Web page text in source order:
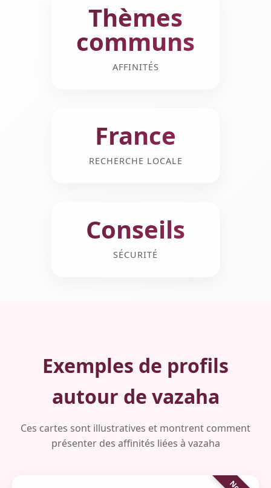
Thèmes
communs
AFFINITÉS
France
RECHERCHE LOCALE
Conseils
SÉCURITÉ
Exemples de profils
autour de vazaha
Ces cartes sont illustratives et montrent comment
présenter des affinités liées à vazaha